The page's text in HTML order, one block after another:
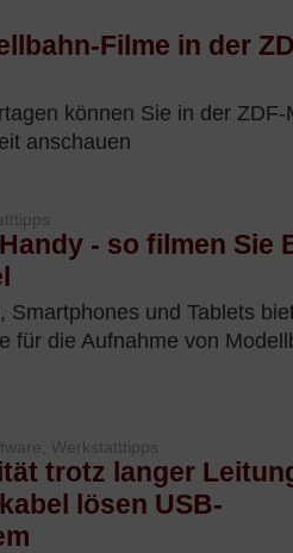
Filme in der
können Sie in der
anschauen
- so filmen Sie
Smartphones und Tablets
für die Aufnahme von
Werkstatttipps
trotz langer
lösen USB-